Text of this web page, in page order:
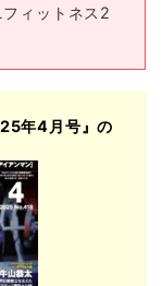
ィットネス2
年4 月号』の